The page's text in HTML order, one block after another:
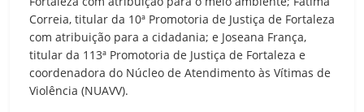
Correia, titular da 10ª Promotoria de Justiça de Fortaleza
com atribuição para a cidadania; e Joseana França,
titular da 113ª Promotoria de Justiça de Fortaleza e
coordenadora do Núcleo de Atendimento às Vítimas de
Violência (NUAVV).